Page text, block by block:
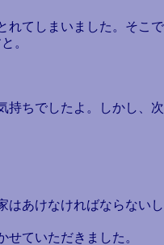
てしまいました。そこ
。
ちでしたよ。しかし、
あけなければならないし
ていただきました。